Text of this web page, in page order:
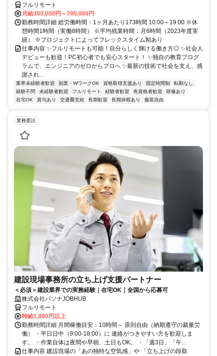
フルリモート
月給300,000円～700,000円
勤務時間詳細 総労働時間：1ヶ月あたり173時間 10:00～19:00 ※休
憩時間1時間（実働8時間） ※平均残業時間：月6時間（2023年度実
績） ※プロジェクトによってフレックスタイム制あり
仕事内容 ✨フルリモートも可能！自分らしく輝ける働き方◎ ✨社会人
デビューも歓迎！PC初心者でも安心スタート！ ✨独自の教育プログ
ラムで、エンジニアのゼロからプロへ ✨最新の技術で社会を支え、感
謝され...
業界未経験者歓迎 副業・WワークOK 資格取得支援あり 固定時間制
転勤なし
経験不問
未経験者歓迎 フルリモート 経験者歓迎 有資格者歓迎
研修あり
在宅OK
賞与あり 交通費支給 長期歓迎 長期休暇あり 服装自由
業務委託
建設現場事務所の立ち上げ支援パートナー
＜必須＞建設業界での実務経験｜在宅OK｜全国から応募可
株式会社パソナJOBHUB
フルリモート
時給1,800円以上
勤務時間詳細 月間稼働目安：10時間～ 原則自由（納期遵守の裁量労
働） ・平日日中（9:00-18:00）に 連絡がつきやすい方を歓迎しま
す。 ・作業自体は夜間や早朝、土日もOK。 ・「週3日」「午...
仕事内容 建設現場の「あの独特な空気感」や 「立ち上げの段取